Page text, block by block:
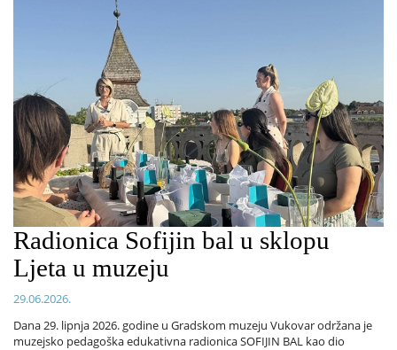
Radionica Sofijin bal u sklopu
Ljeta u muzeju
29.06.2026.
Dana 29. lipnja 2026. godine u Gradskom muzeju Vukovar održana je
muzejsko pedagoška edukativna radionica SOFIJIN BAL kao dio